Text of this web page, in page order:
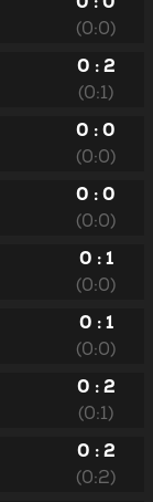
(0:0)
0 : 2
(0:1)
0 : 0
(0:0)
0 : 0
(0:0)
0 : 1
(0:0)
0 : 1
(0:0)
0 : 2
(0:1)
0 : 2
(0:2)